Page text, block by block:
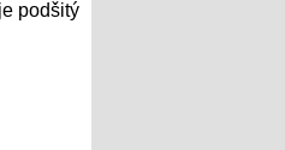
podšitý